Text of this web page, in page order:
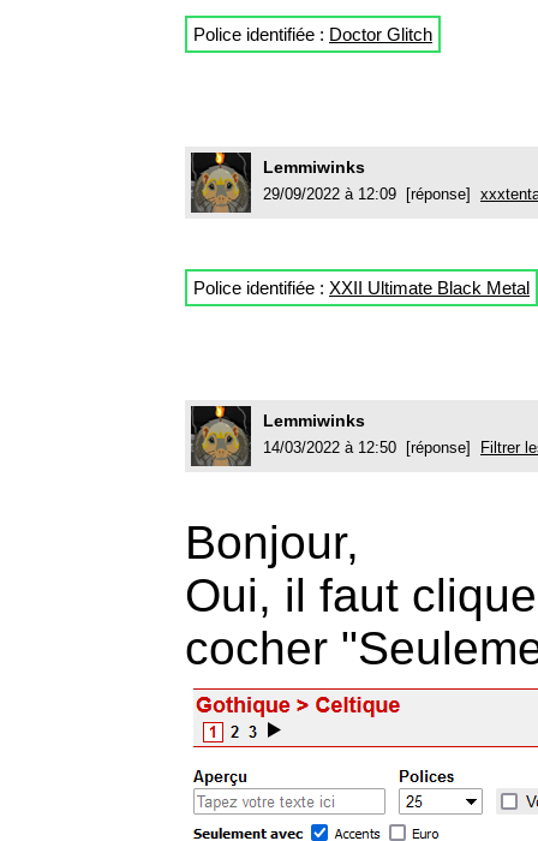
Police identifiée : Doctor Glitch
Lemmiwinks
29/09/2022 à 12:09 [réponse]
Police identifiée : XXII Ultimate Black Metal
Lemmiwinks
14/03/2022 à 12:50 [réponse] Filtrer
Bonjour,
Oui, il faut
cocher